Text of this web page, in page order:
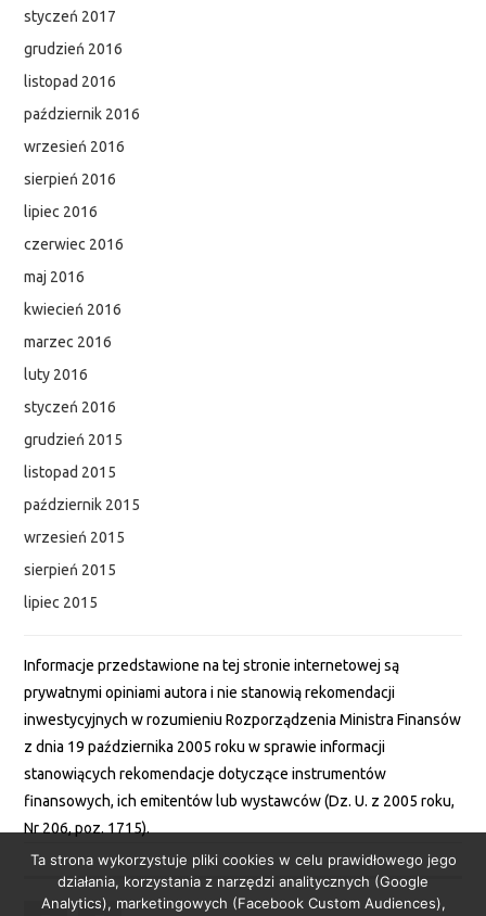
styczeń 2017
grudzień 2016
listopad 2016
październik 2016
wrzesień 2016
sierpień 2016
lipiec 2016
czerwiec 2016
maj 2016
kwiecień 2016
marzec 2016
luty 2016
styczeń 2016
grudzień 2015
listopad 2015
październik 2015
wrzesień 2015
sierpień 2015
lipiec 2015
Informacje przedstawione na tej stronie internetowej są
prywatnymi opiniami autora i nie stanowią rekomendacji
inwestycyjnych w rozumieniu Rozporządzenia Ministra Finansów
z dnia 19 października 2005 roku w sprawie informacji
stanowiących rekomendacje dotyczące instrumentów
finansowych, ich emitentów lub wystawców (Dz. U. z 2005 roku,
Nr 206, poz. 1715).
Ta strona wykorzystuje pliki cookies w celu prawidłowego jego
działania, korzystania z narzędzi analitycznych (Google
Analytics), marketingowych (Facebook Custom Audiences),